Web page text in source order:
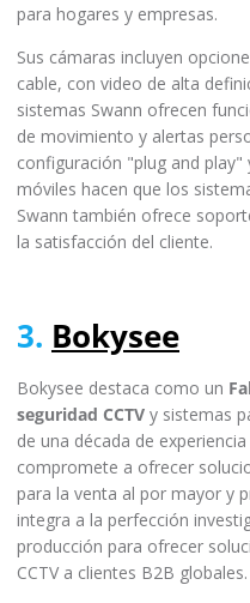
para hogares y empresas.
Sus cámaras incluyen
cable, con video de alta
sistemas Swann ofrecen
de movimiento y alertas
configuración "plug and play"
móviles hacen que los
Swann también ofrece
la satisfacción del cliente.
3. Bokysee
Bokysee destaca como un
seguridad CCTV y sistemas
de una década de
compromete a ofrecer
para la venta al por mayor y
integra a la perfección
producción para ofrecer
CCTV a clientes B2B globales.